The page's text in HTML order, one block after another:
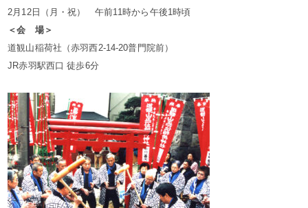
2月12日（月・祝） 午前11時から午後1時頃
＜会 場＞
道観山稲荷社（赤羽西2-14-20普門院前）
JR赤羽駅西口 徒歩6分